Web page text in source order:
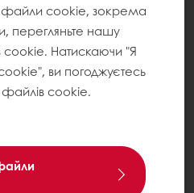
файли cookie, зокрема
перегляньте нашу
cookie. Натискаючи "Я
ви погоджуєтесь
файлів cookie.